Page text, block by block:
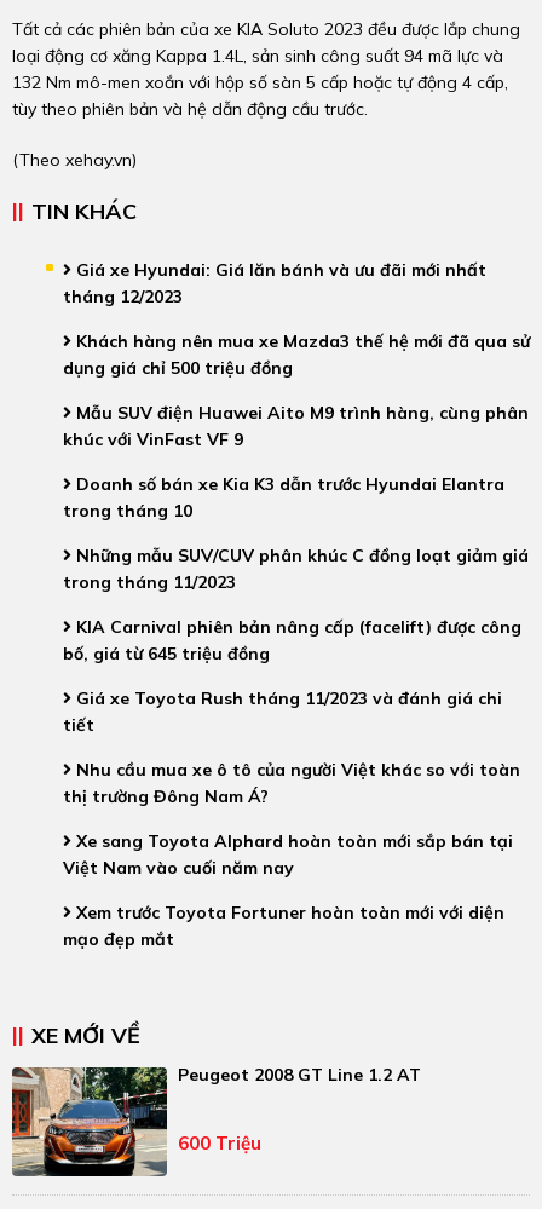
Tất cả các phiên bản của xe KIA Soluto 2023 đều được lắp chung
loại động cơ xăng Kappa 1.4L, sản sinh công suất 94 mã lực và
132 Nm mô-men xoắn với hộp số sàn 5 cấp hoặc tự động 4 cấp,
tùy theo phiên bản và hệ dẫn động cầu trước.
(Theo xehay.vn)
TIN KHÁC
Giá xe Hyundai: Giá lăn bánh và ưu đãi mới nhất
tháng 12/2023
Khách hàng nên mua xe Mazda3 thế hệ mới đã qua sử
dụng giá chỉ 500 triệu đồng
Mẫu SUV điện Huawei Aito M9 trình hàng, cùng phân
khúc với VinFast VF 9
Doanh số bán xe Kia K3 dẫn trước Hyundai Elantra
trong tháng 10
Những mẫu SUV/CUV phân khúc C đồng loạt giảm giá
trong tháng 11/2023
KIA Carnival phiên bản nâng cấp (facelift) được công
bố, giá từ 645 triệu đồng
Giá xe Toyota Rush tháng 11/2023 và đánh giá chi
tiết
Nhu cầu mua xe ô tô của người Việt khác so với toàn
thị trường Đông Nam Á?
Xe sang Toyota Alphard hoàn toàn mới sắp bán tại
Việt Nam vào cuối năm nay
Xem trước Toyota Fortuner hoàn toàn mới với diện
mạo đẹp mắt
XE MỚI VỀ
Peugeot 2008 GT Line 1.2 AT
600 Triệu